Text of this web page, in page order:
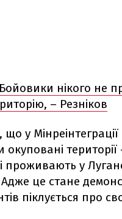
Бойовики нікого не
– Резніков
що у
окуповані території
проживають у
це стане
піклується про